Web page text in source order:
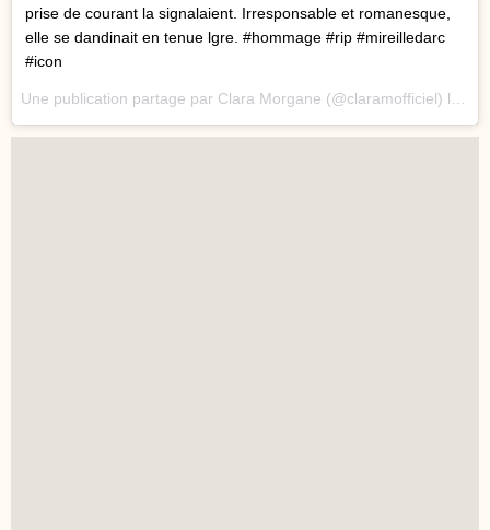
prise de courant la signalaient. Irresponsable et romanesque,
elle se dandinait en tenue lgre. #hommage #rip #mireilledarc
#icon
Une publication partage par Clara Morgane (@claramofficiel) le